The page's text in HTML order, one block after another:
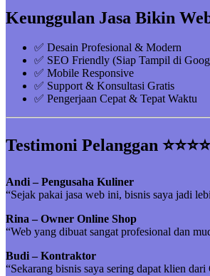
Keunggulan Jasa Bikin
✅ Desain Profesional & Modern
✅ SEO Friendly (Siap Tampil di
✅ Mobile Responsive
✅ Support & Konsultasi Gratis
✅ Pengerjaan Cepat & Tepat Waktu
Testimoni Pelanggan
Andi – Pengusaha Kuliner
“Sejak pakai jasa web ini, bisnis saya jadi
Rina – Owner Online Shop
“Web yang dibuat sangat profesional dan
Budi – Kontraktor
“Sekarang bisnis saya sering dapat klien